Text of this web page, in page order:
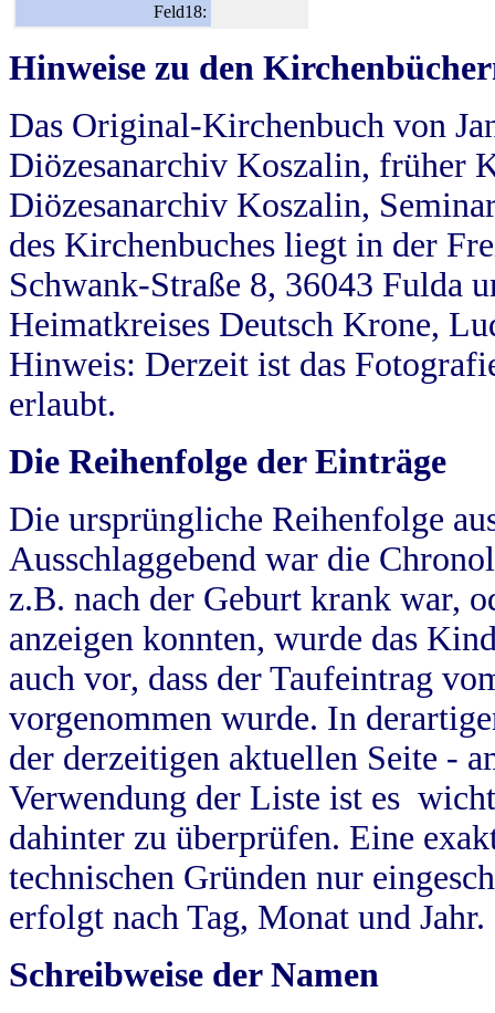
Feld18:
Hinweise zu den
Das Original-Kirchenbuch von
Diözesanarchiv Koszalin, früher
Diözesanarchiv Koszalin,
des Kirchenbuches liegt in der
Schwank-Straße 8, 36043 Fulda
Heimatkreises Deutsch Krone,
Hinweis: Derzeit ist das
erlaubt.
Die Reihenfolge der Einträge
Die ursprüngliche Reihenfolge
Ausschlaggebend war die
z.B. nach der Geburt krank war,
anzeigen konnten, wurde das
auch vor, dass der Taufeintrag
vorgenommen wurde. In
der derzeitigen aktuellen Seite -
Verwendung der Liste ist es
dahinter zu überprüfen. Eine
technischen Gründen nur
erfolgt nach Tag, Monat und Jahr.
Schreibweise der Namen